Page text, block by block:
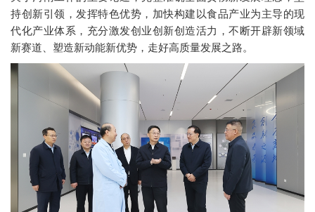
持创新引领，发挥特色优势，加快构建以食品产业为主导的现
代化产业体系，充分激发创业创新创造活力，不断开辟新领域
新赛道、塑造新动能新优势，走好高质量发展之路。